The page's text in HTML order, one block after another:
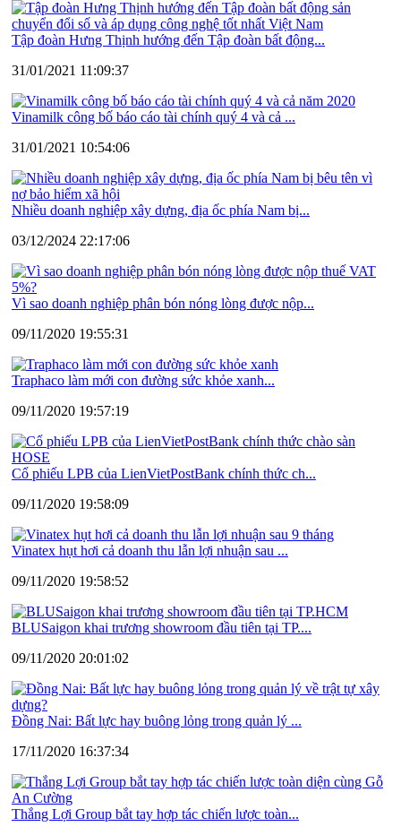
Tập đoàn Hưng Thịnh hướng đến Tập đoàn bất động...
31/01/2021 11:09:37
Vinamilk công bố báo cáo tài chính quý 4 và cả ...
31/01/2021 10:54:06
Nhiều doanh nghiệp xây dựng, địa ốc phía Nam bị...
03/12/2024 22:17:06
Vì sao doanh nghiệp phân bón nóng lòng được nộp...
09/11/2020 19:55:31
Traphaco làm mới con đường sức khỏe xanh...
09/11/2020 19:57:19
Cổ phiếu LPB của LienVietPostBank chính thức ch...
09/11/2020 19:58:09
Vinatex hụt hơi cả doanh thu lẫn lợi nhuận sau ...
09/11/2020 19:58:52
BLUSaigon khai trương showroom đầu tiên tại TP....
09/11/2020 20:01:02
Đồng Nai: Bất lực hay buông lỏng trong quản lý ...
17/11/2020 16:37:34
Thắng Lợi Group bắt tay hợp tác chiến lược toàn...